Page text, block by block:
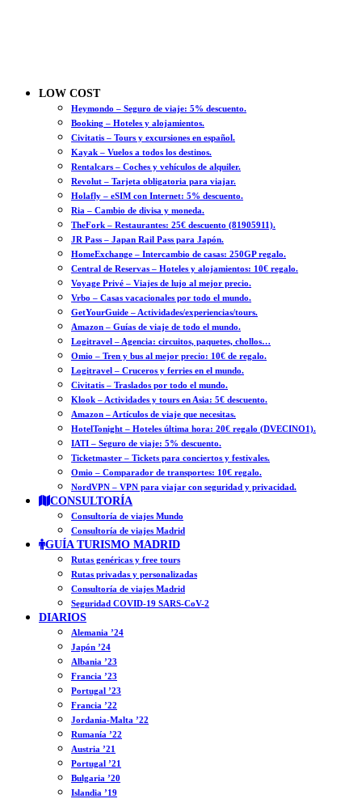
LOW COST
Heymondo – Seguro de viaje: 5% descuento.
Booking – Hoteles y alojamientos.
Civitatis – Tours y excursiones en español.
Kayak – Vuelos a todos los destinos.
Rentalcars – Coches y vehículos de alquiler.
Revolut – Tarjeta obligatoria para viajar.
Holafly – eSIM con Internet: 5% descuento.
Ria – Cambio de divisa y moneda.
TheFork – Restaurantes: 25€ descuento (81905911).
JR Pass – Japan Rail Pass para Japón.
HomeExchange – Intercambio de casas: 250GP regalo.
Central de Reservas – Hoteles y alojamientos: 10€ regalo.
Voyage Privé – Viajes de lujo al mejor precio.
Vrbo – Casas vacacionales por todo el mundo.
GetYourGuide – Actividades/experiencias/tours.
Amazon – Guías de viaje de todo el mundo.
Logitravel – Agencia: circuitos, paquetes, chollos…
Omio – Tren y bus al mejor precio: 10€ de regalo.
Logitravel – Cruceros y ferries en el mundo.
Civitatis – Traslados por todo el mundo.
Klook – Actividades y tours en Asia: 5€ descuento.
Amazon – Artículos de viaje que necesitas.
HotelTonight – Hoteles última hora: 20€ regalo (DVECINO1).
IATI – Seguro de viaje: 5% descuento.
Ticketmaster – Tickets para conciertos y festivales.
Omio – Comparador de transportes: 10€ regalo.
NordVPN – VPN para viajar con seguridad y privacidad.
CONSULTORÍA
Consultoría de viajes Mundo
Consultoría de viajes Madrid
GUÍA TURISMO MADRID
Rutas genéricas y free tours
Rutas privadas y personalizadas
Consultoría de viajes Madrid
Seguridad COVID-19 SARS-CoV-2
DIARIOS
Alemania ’24
Japón ’24
Albania ’23
Francia ’23
Portugal ’23
Francia ’22
Jordania-Malta ’22
Rumanía ’22
Austria ’21
Portugal ’21
Bulgaria ’20
Islandia ’19